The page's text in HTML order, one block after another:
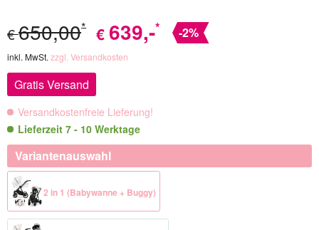
€650,00* € 639,-* -2%
inkl. MwSt. zzgl. Versandkosten
Gratis Versand
Versandkostenfreie Lieferung!
Lieferzeit 7 - 10 Werktage
Variantenauswahl
2 in 1 (Babywanne + Buggy)